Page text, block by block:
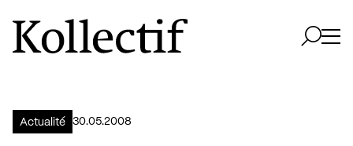
Aller à la page d'accueil
Logo Kollectif
Actualité 30.05.2008